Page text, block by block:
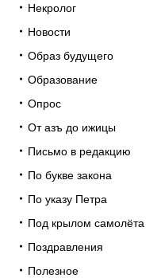
Некролог
Новости
Образ будущего
Образование
Опрос
От азъ до ижицы
Письмо в редакцию
По букве закона
По указу Петра
Под крылом самолёта
Поздравления
Полезное